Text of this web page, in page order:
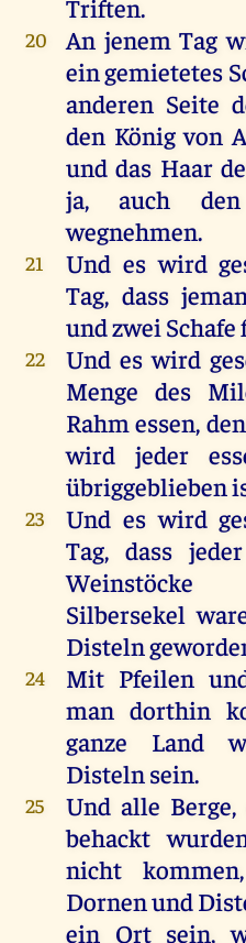
Triften.
20 An jenem Tag
eingemietetes
anderen Seite
den König von
und das Haar
ja,auch den
wegnehmen.
21 Und es wird
Tag, dass
undzwei Schafe
22 Und es wird
Menge des
Rahmessen,
wird
jeder
übriggeblieben
23 Und es wird
Tag, dass jeder
Weinstöcke
Silbersekel
Disteln
24 Mit Pfeilen
man dorthin
ganze
Land
Distelnsein.
25 Und alle Berge,
behackt
nicht
kommen
Dornenund
ein Ort sein,